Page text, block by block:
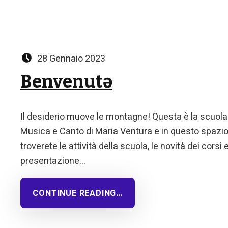
Posted on:
28 Gennaio 2023
Benvenutə
Il desiderio muove le montagne! Questa è la
Musica e Canto di Maria Ventura e in questo spazio
troverete le attività della scuola, le novità dei corsi
presentazione…
CONTINUE READING…